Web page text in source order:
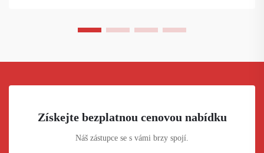
Získejte bezplatnou cenovou nabídku
Náš zástupce se s vámi brzy spojí.